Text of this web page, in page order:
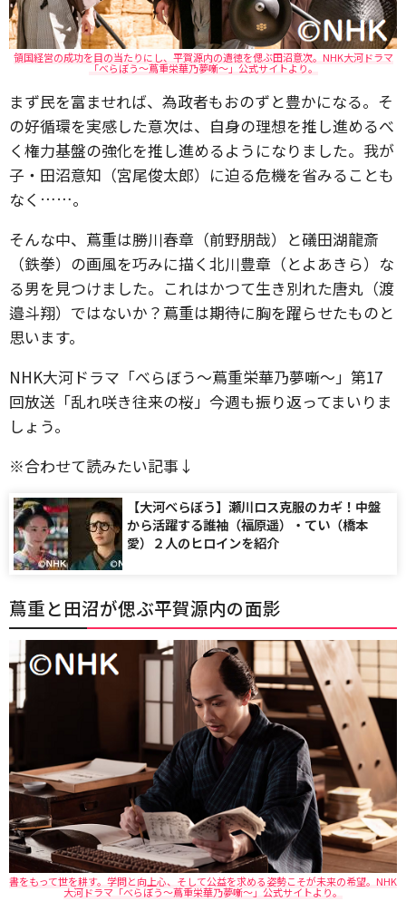
領国経営の成功を目の当たりにし、平賀源内の遺徳を偲ぶ田沼意次。NHK大河ドラマ
「べらぼう～蔦重栄華乃夢噺～」公式サイトより。
まず民を富ませれば、為政者もおのずと豊かになる。そ
の好循環を実感した意次は、自身の理想を推し進めるべ
く権力基盤の強化を推し進めるようになりました。我が
子・田沼意知（宮尾俊太郎）に迫る危機を省みることも
なく……。
そんな中、蔦重は勝川春章（前野朋哉）と礒田湖龍斎
（鉄拳）の画風を巧みに描く北川豊章（とよあきら）な
る男を見つけました。これはかつて生き別れた唐丸（渡
邉斗翔）ではないか？蔦重は期待に胸を躍らせたものと
思います。
NHK大河ドラマ「べらぼう～蔦重栄華乃夢噺～」第17
回放送「乱れ咲き往来の桜」今週も振り返ってまいりま
しょう。
※合わせて読みたい記事↓
【大河べらぼう】瀬川ロス克服のカギ！中盤
から活躍する誰袖（福原遥）・てい（橋本
愛）２人のヒロインを紹介
蔦重と田沼が偲ぶ平賀源内の面影
書をもって世を耕す。学問と向上心、そして公益を求める姿勢こそが未来の希望。NHK
大河ドラマ「べらぼう～蔦重栄華乃夢噺～」公式サイトより。